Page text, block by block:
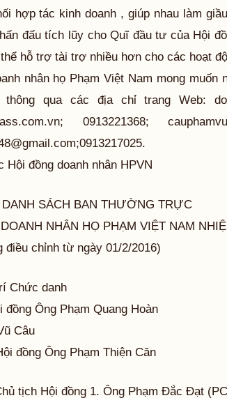
hợp tác kinh doanh , giúp nhau làm
đấu tích lũy cho Quĩ đầu tư của Hội
hỗ trợ tài trợ nhiều hơn cho các hoạt
nhân họ Phạm Việt Nam mong muốn
qua các địa chỉ trang Web:
; 0913221368;
;0913217025.
Hội đồng doanh nhân HPVN
SÁCH BAN THƯỜNG TRỰC
NHÂN HỌ PHẠM VIỆT NAM
điều chỉnh từ ngày 01/2/2016)
Chức danh
đồng Ông Phạm Quang Hoàn
Câu
đồng Ông Phạm Thiện Căn
tịch Hội đồng 1. Ông Phạm Đắc Đạt